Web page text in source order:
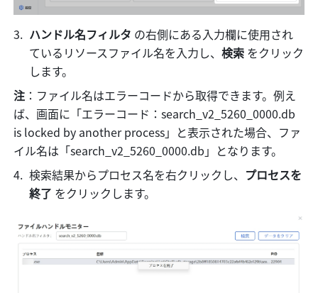
ハンドル名フィルタ の右側にある入力欄に使用され
ているリソースファイル名を入力し、検索 をクリック
します。
注 ：ファイル名はエラーコードから取得できます。例え
ば、画面に「エラーコード：search_v2_5260_0000.db
is locked by another process」と表示された場合、ファ
イル名は「search_v2_5260_0000.db」となります。
検索結果からプロセス名を右クリックし、 プロセスを
終了 をクリックします。